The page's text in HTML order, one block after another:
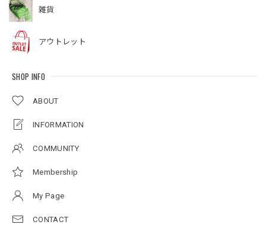
雑貨
アウトレット
SHOP INFO
ABOUT
INFORMATION
COMMUNITY
Membership
My Page
CONTACT